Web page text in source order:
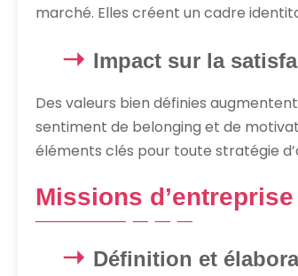
marché. Elles créent un cadre
Impact sur la
Des valeurs bien définies
sentiment de belonging et de
éléments clés pour toute stratégie
Missions d’entreprise
Définition et